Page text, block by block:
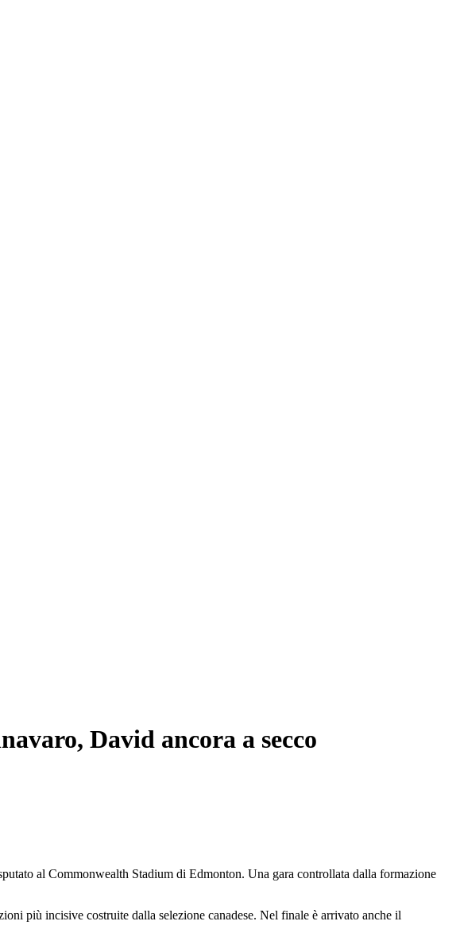
David ancora a secco
al Commonwealth Stadium di Edmonton. Una gara controllata dalla formazione
più incisive costruite dalla selezione canadese. Nel finale è arrivato anche il